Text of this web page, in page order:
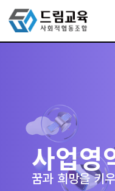
사업영
꿈과 희망을 키